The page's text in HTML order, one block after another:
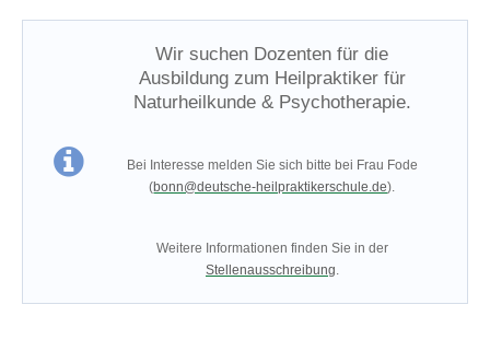
Wir suchen Dozenten für die
Ausbildung zum Heilpraktiker für
Naturheilkunde & Psychotherapie.
Bei Interesse melden Sie sich bitte bei Frau Fode
(bonn@deutsche-heilpraktikerschule.de).
Weitere Informationen finden Sie in der
Stellenausschreibung.